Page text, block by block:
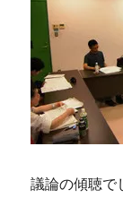
議論の傾聴で